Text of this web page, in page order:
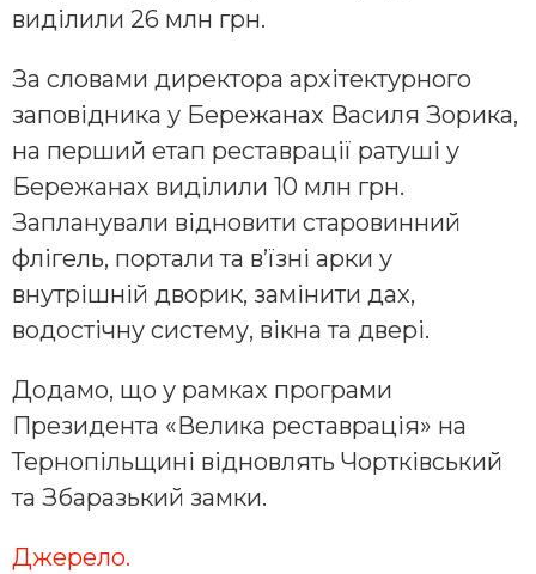
виділили 26 млн грн.
За словами директора архітектурного
заповідника у Бережанах Василя Зорика,
на перший етап реставрації ратуші у
Бережанах виділили 10 млн грн.
Запланували відновити старовинний
флігель, портали та в’їзні арки у
внутрішній дворик, замінити дах,
водостічну систему, вікна та двері.
Додамо, що у рамках програми
Президента «Велика реставрація» на
Тернопільщині відновлять Чортківський
та Збаразький замки.
Джерело.